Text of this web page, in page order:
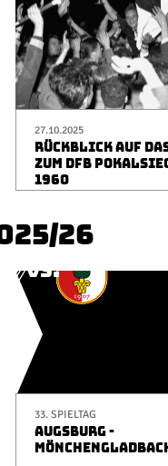
27.10.2025
RÜCKBLICK AUF
ZUM DFB
1960
26
33. SPIELTAG
AUGSBURG -